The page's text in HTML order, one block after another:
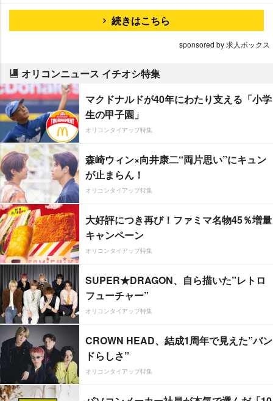
続きはこちら
sponsored by 求人ボックス
オリコンニュース イチオシ特集
マクドナルドが40年にわたり支える「小学
生の甲子園」
オリコンタイアップ特集
森崎ウィン×向井康二“両片思い”にキュン
が止まらん！
オリコンタイアップ特集
大好評につき再び！ファミマ名物45％増量
キャンペーン
オリコンタイアップ特集
SUPER★DRAGON、自ら描いた”レトロ
フューチャー”
オリコンタイアップ特集
CROWN HEAD、結成1周年で見えた”バン
ドらしさ”
オリコンタイアップ特集